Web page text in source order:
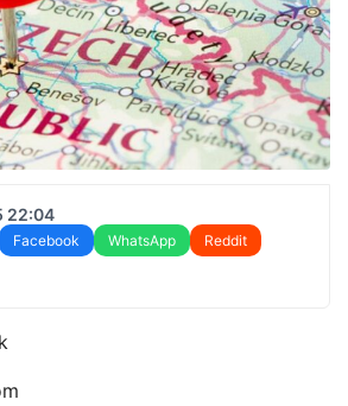
22:04
Facebook WhatsApp
Reddit